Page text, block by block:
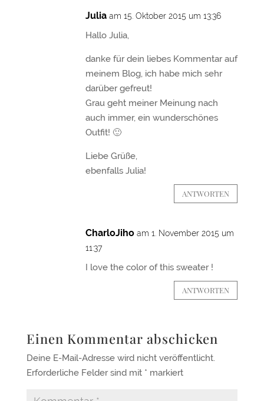
Julia am 15. Oktober 2015 um 13:36
Hallo Julia,
danke für dein liebes Kommentar auf
meinem Blog, ich habe mich sehr
darüber gefreut!
Grau geht meiner Meinung nach
auch immer, ein wunderschönes
Outfit! 🙂
Liebe Grüße,
ebenfalls Julia!
ANTWORTEN
CharloJiho am 1. November 2015 um
11:37
I love the color of this sweater !
ANTWORTEN
Einen Kommentar abschicken
Deine E-Mail-Adresse wird nicht veröffentlicht.
Erforderliche Felder sind mit * markiert